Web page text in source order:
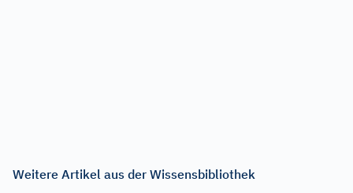
Weitere Artikel aus der Wissensbibliothek